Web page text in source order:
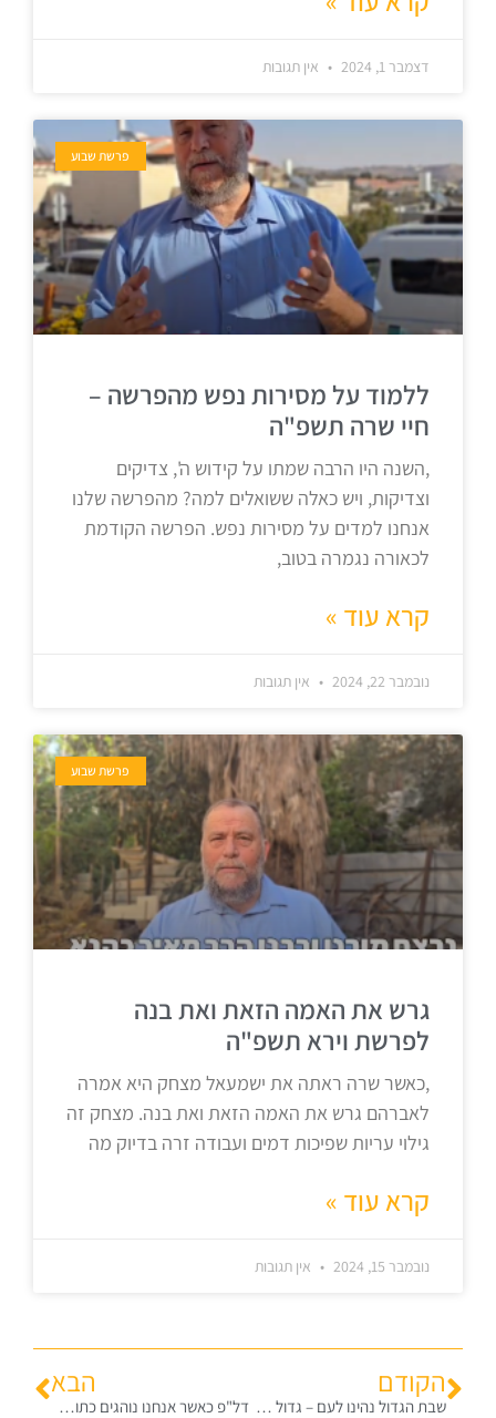
דצמבר 1, 2024 אין תגובות
פרשת שבוע
ללמוד על מסירות נפש מהפרשה –
חיי שרה תשפ"ה
,השנה היו הרבה שמתו על קידוש ה', צדיקים
וצדיקות, ויש כאלה ששואלים למה? מהפרשה שלנו
אנחנו למדים על מסירות נפש. הפרשה הקודמת
לכאורה נגמרה בטוב,
קרא עוד »
נובמבר 22, 2024 אין תגובות
פרשת שבוע
גרש את האמה הזאת ואת בנה
לפרשת וירא תשפ"ה
,כאשר שרה ראתה את ישמעאל מצחק היא אמרה
לאברהם גרש את האמה הזאת ואת בנה. מצחק זה
גילוי עריות שפיכות דמים ועבודה זרה בדיוק מה
קרא עוד »
נובמבר 15, 2024 אין תגובות
הקודם
שבת הגדול נהינו לעם – גדול – שלא זקוק לאישור הגוים – לשבת הגדול תשפ"ד
הבא
דל"פ כאשר אנחנו נוהגים כתועבות מצרים וכנען – הארץ מקיאה אותנו לפרשת אחרי מות תשפ"ד